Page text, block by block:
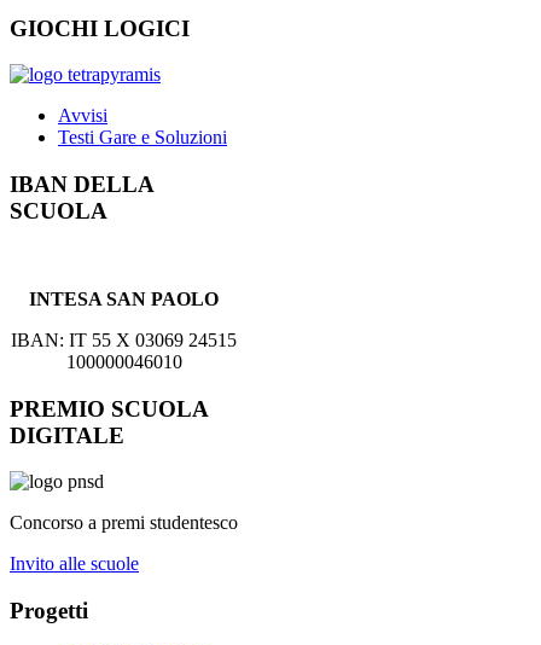
GIOCHI LOGICI
Avvisi
Testi Gare e Soluzioni
IBAN DELLA
SCUOLA
INTESA SAN PAOLO
IBAN: IT 55 X 03069 24515
100000046010
PREMIO SCUOLA
DIGITALE
Concorso a premi studentesco
Invito alle scuole
Progetti